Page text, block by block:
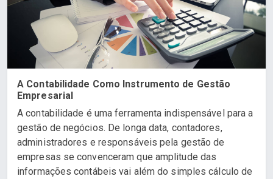
A Contabilidade Como Instrumento de Gestão
Empresarial
A contabilidade é uma ferramenta indispensável para a
gestão de negócios. De longa data, contadores,
administradores e responsáveis pela gestão de
empresas se convenceram que amplitude das
informações contábeis vai além do simples cálculo de